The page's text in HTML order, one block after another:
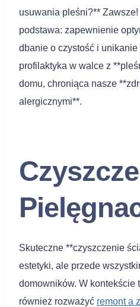
usuwania pleśni?**
podstawa: zapewnienie
dbanie o czystość i
profilaktyka w walce z
domu, chroniąca nasze
alergicznymi**.
Skuteczne **czyszczenie
estetyki, ale przede
domowników. W kontekście
również rozważyć remont a